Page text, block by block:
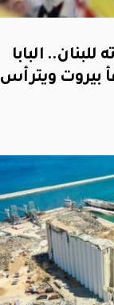
للبنان.. البابا
بيروت ويترأس